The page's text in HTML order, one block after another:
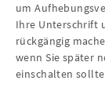
um
Ihre Unterschrift
rückgängig
wenn Sie später
einschalten